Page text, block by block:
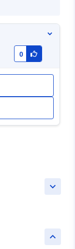
0
keyboard_arrow_down
keyboard_arrow_up